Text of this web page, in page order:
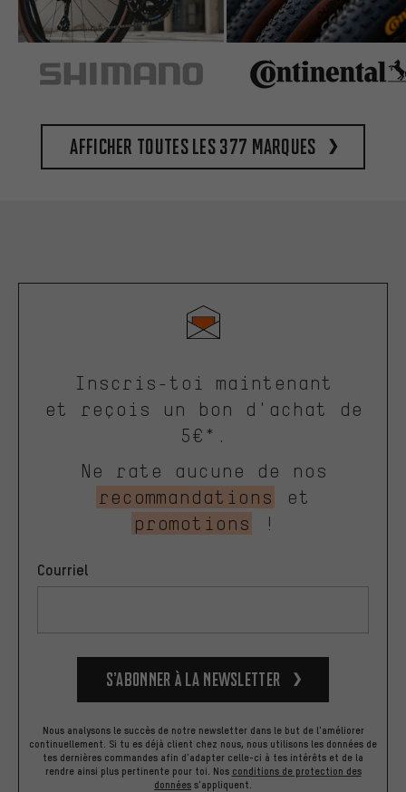
Afficher toutes les 377 marques
Inscris-toi maintenant
et reçois un bon d'achat de
5€*.
Ne rate aucune de nos
recommandations
et
promotions
!
Courriel
S’abonner à la newsletter
Nous analysons le succès de notre newsletter dans le but de l'améliorer
continuellement. Si tu es déjà client chez nous, nous utilisons les données de
tes dernières commandes afin d'adapter celle-ci à tes intérêts et de la
rendre ainsi plus pertinente pour toi. Nos conditions de protection des
données s'appliquent.